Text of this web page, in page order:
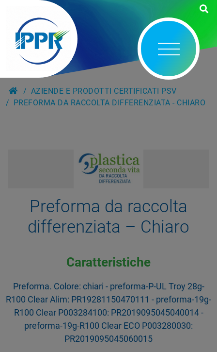
AZIENDE E PRODOTTI CERTIFICATI PSV
PREFORMA DA RACCOLTA DIFFERENZIATA - CHIARO
Preforma da raccolta
differenziata – Chiaro
Caratteristiche
Preforma. Colore: chiari - preforma-P-UL Troy 28g-
R100 Clear Alim: PR19281150470111 - preforma-19g-
R100 Clear P003284100: PR2019095045040014 -
preforma-19g-R100 Clear ECO P003280030:
PR2019095045060015